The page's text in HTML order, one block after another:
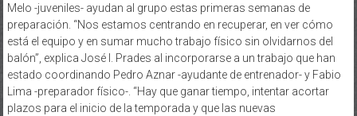
Melo -juveniles- ayudan al grupo estas primeras semanas de
preparación. “Nos estamos centrando en recuperar, en ver cómo
está el equipo y en sumar mucho trabajo físico sin olvidarnos del
balón”, explica José I. Prades al incorporarse a un trabajo que han
estado coordinando Pedro Aznar -ayudante de entrenador- y Fabio
Lima -preparador físico-. “Hay que ganar tiempo, intentar acortar
plazos para el inicio de la temporada y que las nuevas